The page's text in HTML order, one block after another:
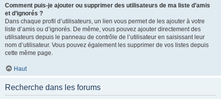
Comment puis-je ajouter ou supprimer des utilisateurs de ma liste d’amis
et d’ignorés ?
Dans chaque profil d’utilisateurs, un lien vous permet de les ajouter à votre
liste d’amis ou d’ignorés. De même, vous pouvez ajouter directement des
utilisateurs depuis le panneau de contrôle de l’utilisateur en saisissant leur
nom d’utilisateur. Vous pouvez également les supprimer de vos listes depuis
cette même page.
Haut
Recherche dans les forums